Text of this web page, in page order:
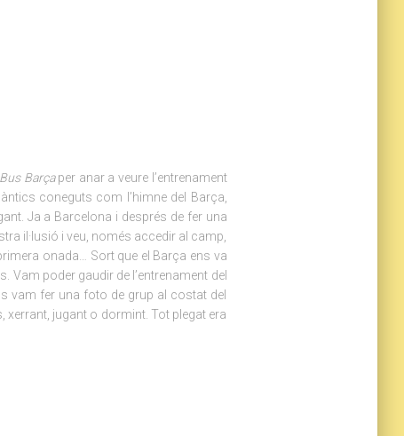
Bus Barçaper anar a veure l’entrenament
coneguts com l’himne del Barça,
Ja a Barcelona i després de fer una
il·lusió i veu, només accedir al camp,
onada… Sort que el Barça ens va
Vam poder gaudir de l’entrenament del
vam fer una foto de grup al costat del
jugant o dormint. Tot plegat era